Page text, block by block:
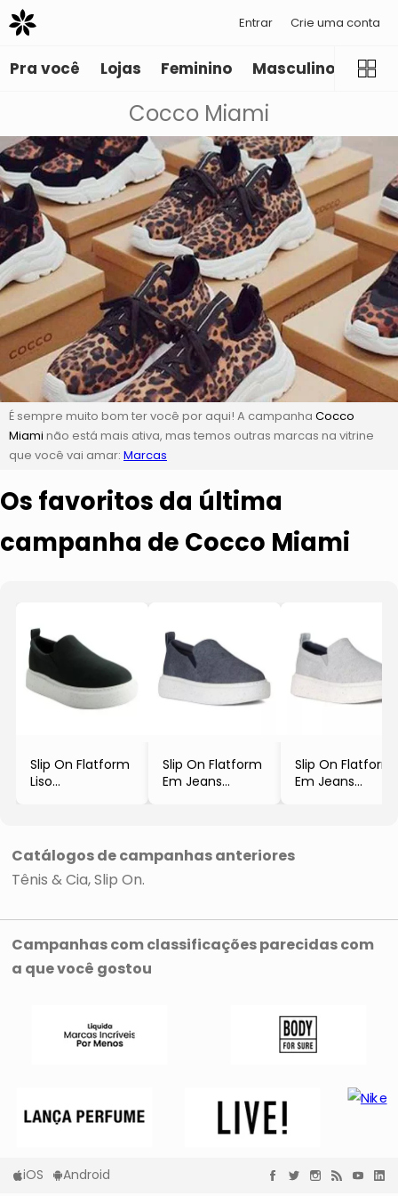
Entrar Crie uma conta
Pra você Lojas Feminino Masculino
Cocco Miami
É sempre muito bom ter você por aqui! A campanha Cocco
Miami não está mais ativa, mas temos outras marcas na vitrine
que você vai amar: Marcas
Os favoritos da última
campanha de Cocco Miami
Slip On Flatform
Liso
Slip On Flatform
Em Jeans
Slip On Flatform
Em Jeans
Catálogos de campanhas anteriores
Tênis & Cia Slip On
Campanhas com classificações parecidas com
a que você gostou
iOS Android